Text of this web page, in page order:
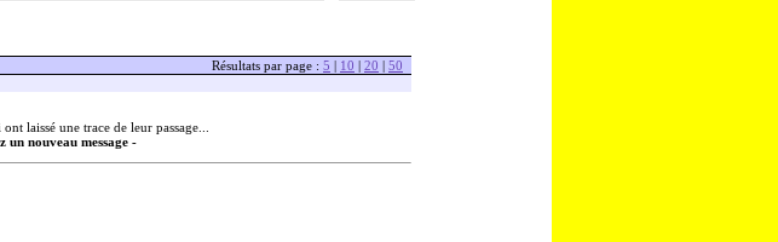
Résultats par page : 5 | 10 | 20 | 50
laissé une trace de leur passage...
un nouveau message -